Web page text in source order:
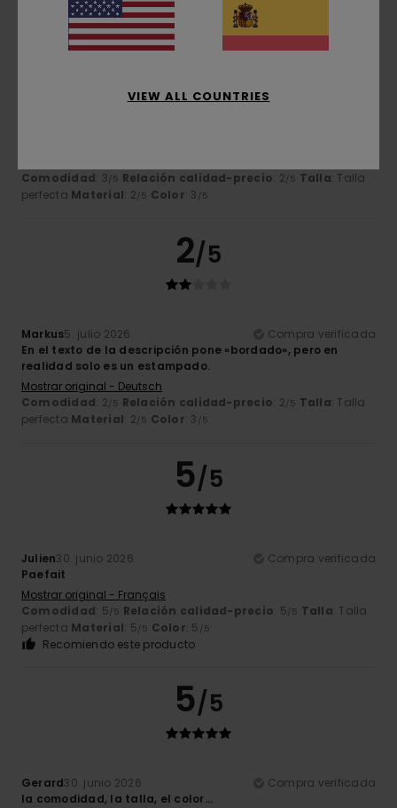
Comodidad: 3/5 Relación calidad-precio: 2/5 Talla: Talla
perfecta Material: 2/5 Color: 3 /5
2/5
Markus5. julio 2026
Compra verificada
En el texto de la descripción pone «bordado», pero en
realidad solo es un estampado.
Mostrar original - Deutsch
Comodidad: 2/5 Relación calidad-precio: 2/5 Talla: Talla
perfecta Material: 2/5 Color: 3 /5
5/5
Julien30. junio 2026
Compra verificada
Paefait
Mostrar original - Français
Comodidad: 5/5 Relación calidad-precio: 5/5 Talla: Talla
perfecta Material: 5/5 Color: 5 /5
Recomiendo este producto
5/5
Gerard30. junio 2026
Compra verificada
la comodidad, la talla, el color...
VIEW ALL COUNTRIES